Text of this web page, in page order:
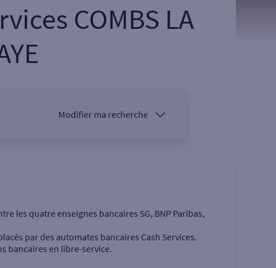
COMBS LA
Modifier ma recherche
les quatre enseignes bancaires SG, BNP Paribas,
par des automates bancaires Cash Services.
bancaires en libre-service.